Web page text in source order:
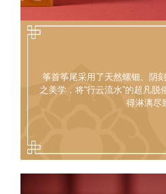
筝首筝尾采用了天然螺钿、阴
之美学，将“行云流水”的超凡
得淋漓尽